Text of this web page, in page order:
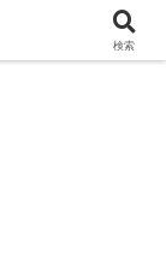
ックス）
検索